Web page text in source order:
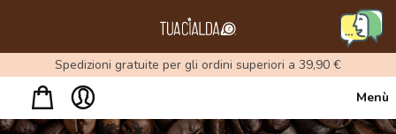
Spedizioni gratuite per gli ordini superiori a 39,90 €
Menù